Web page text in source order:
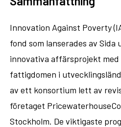
Innovation Against Poverty
fond som lanserades av Sida
innovativa affärsprojekt
fattigdomen i
av ett konsortium lett av
företaget
Stockholm. De viktigaste